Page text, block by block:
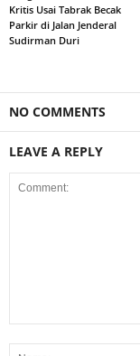
Kritis Usai Tabrak Becak
Parkir di Jalan Jenderal
Sudirman Duri
NO COMMENTS
LEAVE A REPLY